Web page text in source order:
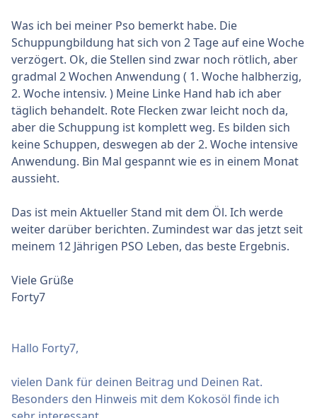
Was ich bei meiner Pso bemerkt habe. Die
Schuppungbildung hat sich von 2 Tage auf eine Woche
verzögert. Ok, die Stellen sind zwar noch rötlich, aber
gradmal 2 Wochen Anwendung ( 1. Woche halbherzig,
2. Woche intensiv. ) Meine Linke Hand hab ich aber
täglich behandelt. Rote Flecken zwar leicht noch da,
aber die Schuppung ist komplett weg. Es bilden sich
keine Schuppen, deswegen ab der 2. Woche intensive
Anwendung. Bin Mal gespannt wie es in einem Monat
aussieht.
Das ist mein Aktueller Stand mit dem Öl. Ich werde
weiter darüber berichten. Zumindest war das jetzt seit
meinem 12 Jährigen PSO Leben, das beste Ergebnis.
Viele Grüße
Forty7
Hallo Forty7,
vielen Dank für deinen Beitrag und Deinen Rat.
Besonders den Hinweis mit dem Kokosöl finde ich